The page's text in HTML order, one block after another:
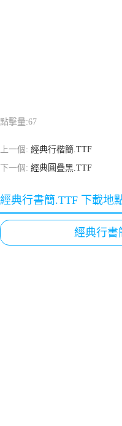
點擊量:67
上一個: 經典行楷簡.TTF
下一個: 經典圓疊黑.TTF
經典行書簡.TTF 下載地
經典行書